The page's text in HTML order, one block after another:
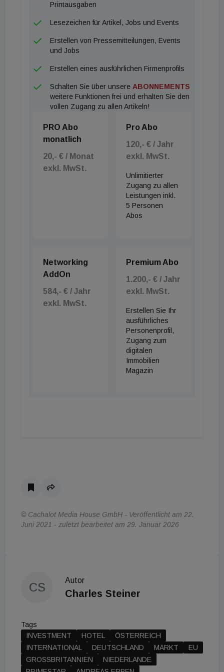
mit bis zu 20 Häusern, bei dem zusätzlich ein Long-
Stay-Konzept und Working Lounges eingesetzt
Printausgaben
Lesezeichen für Artikel, Jobs und Events
Erstellen von Pressemitteilungen, Events
und Jobs
Erstellen eines ausführlichen Firmenprofils
Schalten Sie über unsere ABONNEMENTS
weitere Funktionen frei und erhalten Sie den
vollen Zugang zu allen Artikeln!
PRO Abo
monatlich
20,- € / Monat
exkl. MwSt.
Pro Abo
120,- € / Jahr
exkl. MwSt.
Unlimitierter
Zugang zu allen
Leistungen inkl.
5 Personen
Abos
Networking
AddOn
584,- € / Jahr
exkl. MwSt.
Premium Abo
1.200,- € / Jahr
exkl. MwSt.
Erstellen Sie Ihr
ausführliches
Personenprofil,
Zugang zum
digitalen
Immobilien
Magazin
© Cachalot Media House GmbH - Veröffentlicht am 22.
Juni 2021 - zuletzt bearbeitet am 29. Januar 2026
CS
Autor
Charles Steiner
Tags
INVESTMENT
HOTEL
ÖSTERREICH
INTERNATIONAL
DEUTSCHLAND MARKT
EU
GROSSBRITANNIEN
NIEDERLANDE